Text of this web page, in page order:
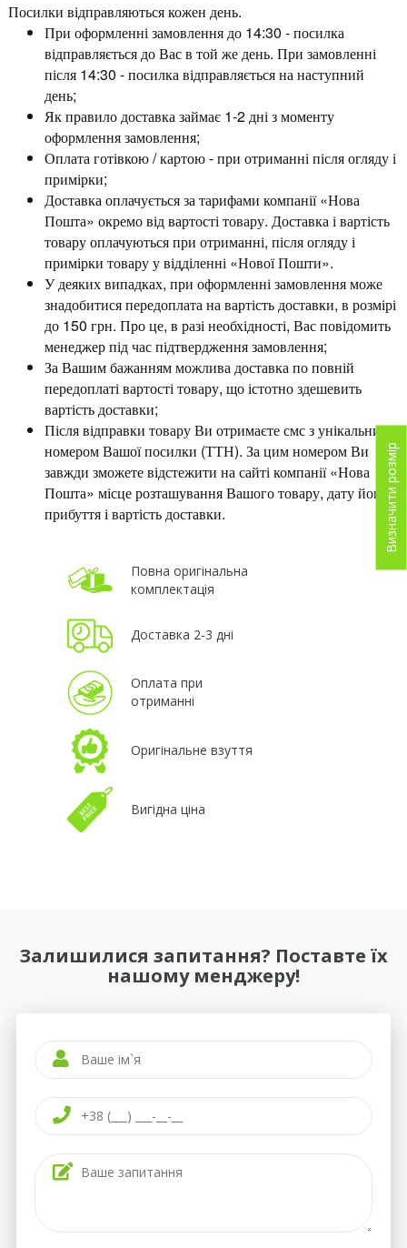
Посилки відправляються кожен день.
При оформленні замовлення до 14:30 - посилка
відправляється до Вас в той же день. При замовленні
після 14:30 - посилка відправляється на наступний
день;
Як правило доставка займає 1-2 дні з моменту
оформлення замовлення;
Оплата готівкою / картою - при отриманні після огляду і
примірки;
Доставка оплачується за тарифами компанії «Нова
Пошта» окремо від вартості товару. Доставка і вартість
товару оплачуються при отриманні, після огляду і
примірки товару у відділенні «Нової Пошти».
У деяких випадках, при оформленні замовлення може
знадобитися передоплата на вартість доставки, в розмірі
до 150 грн. Про це, в разі необхідності, Вас повідомить
менеджер під час підтвердження замовлення;
За Вашим бажанням можлива доставка по повній
передоплаті вартості товару, що істотно здешевить
вартість доставки;
Після відправки товару Ви отримаєте смс з унікальним
номером Вашої посилки (ТТН). За цим номером Ви
завжди зможете відстежити на сайті компанії «Нова
Пошта» місце розташування Вашого товару, дату його
прибуття і вартість доставки.
Повна оригінальна
комплектація
Доставка 2-3 дні
Оплата при
отриманні
Оригінальне взуття
Вигідна ціна
Залишилися запитання? Поставте їх
нашому менджеру!
Визначити розмір